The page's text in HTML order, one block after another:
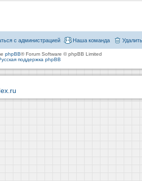
Наша команда
с администрацией
phpBB® Forum Software © phpBB Limited
поддержка phpBB